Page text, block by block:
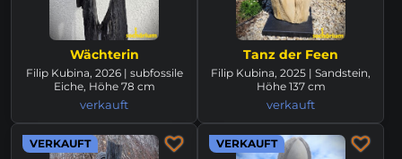
Wächterin
Filip Kubina, 2026 | subfossile
Eiche, Höhe 78 cm
verkauft
Tanz der Feen
Filip Kubina, 2025 | Sandstein,
Höhe 137 cm
verkauft
VERKAUFT VERKAUFT